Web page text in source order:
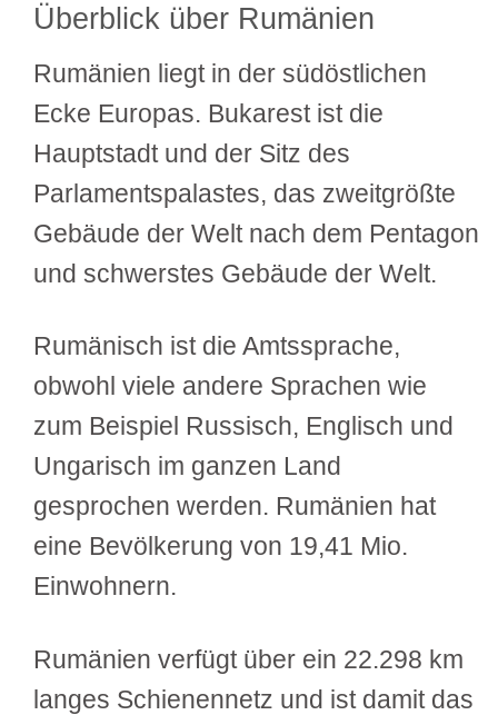
Überblick über Rumänien
Rumänien liegt in der südöstlichen
Ecke Europas. Bukarest ist die
Hauptstadt und der Sitz des
Parlamentspalastes, das zweitgrößte
Gebäude der Welt nach dem Pentagon
und schwerstes Gebäude der Welt.
Rumänisch ist die Amtssprache,
obwohl viele andere Sprachen wie
zum Beispiel Russisch, Englisch und
Ungarisch im ganzen Land
gesprochen werden. Rumänien hat
eine Bevölkerung von 19,41 Mio.
Einwohnern.
Rumänien verfügt über ein 22.298 km
langes Schienennetz und ist damit das